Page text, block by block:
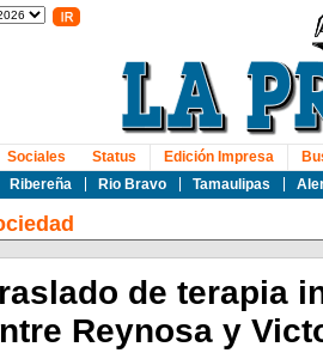
Ribereña Rio Bravo Tamaulipas
Sociales Status Edición Impresa
de terapia
Reynosa y